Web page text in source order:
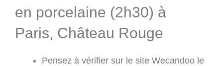
en porcelaine (2h30) à
Paris, Château Rouge
Pensez à vérifier sur le site Wecandoo le